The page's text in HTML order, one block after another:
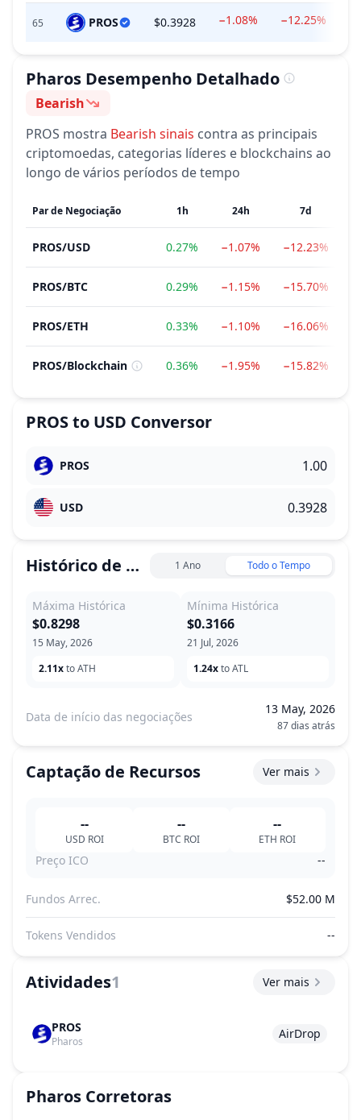
65 PROS $0.3928 −1.08% −12.25%
Pharos Desempenho Detalhado
Sentimento
Bearish
PROS mostra Bearish sinais contra as principais
criptomoedas, categorias líderes e blockchains ao
longo de vários períodos de tempo
Par de Negociação 1h 24h 7d
PROS/USD 0.27% −1.07% −12.23%
PROS/BTC 0.29% −1.15% −15.70%
PROS/ETH 0.33% −1.10% −16.06%
PROS/Blockchain 0.36% −1.95% −15.82%
PROSto USD Conversor
PROS
USD
Histórico de Preço 1 Ano Todo o Tempo
Máxima Histórica
15 May, 2026
$0.8298
2.11xto ATH
Mínima Histórica
21 Jul, 2026
$0.3166
1.24xto ATL
Data de início das negociações
13 May, 2026
87 dias atrás
Captação de Recursos Ver mais
--
USD ROI
--
BTC ROI
--
ETH ROI
Preço ICO --
Fundos Arrec. $52.00 M
Tokens Vendidos --
Atividades1 Ver mais
PROS
Pharos
AirDrop
Pharos Corretoras